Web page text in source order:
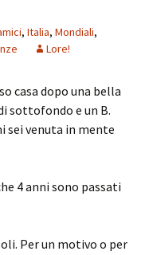
, Italia, Mondiali,
Lore!
casa dopo una bella
sottofondo e un B.
sei venuta in mente
4 anni sono passati
Per un motivo o per